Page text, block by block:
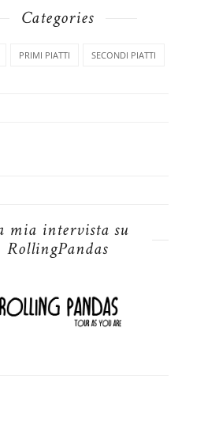
Categories
PRIMI PIATTI SECONDI PIATTI
mia intervista su
RollingPandas